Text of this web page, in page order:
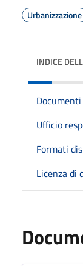
Urbanizzazione
INDICE
Documenti
Ufficio
Formati
Licenza di